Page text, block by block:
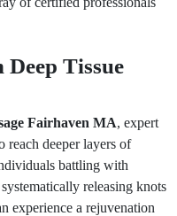
Tissue
Fairhaven MA, expert
reach deeper layers of
battling with
releasing knots
experience a rejuvenation